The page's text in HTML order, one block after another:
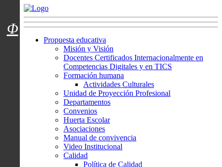
Menú usuarios
Propuesta educativa
Misión y Visión
Docentes Certificados Internacionalmente en
Competencias Digitales y en TICS
Formación humana
Actividades Culturales
Unidad de Proyección Profesional
Departamentos
Convenios
Huerta Escolar
Asociaciones
Manual de convivencia
Video Institucional
Calidad
Política de Calidad
Φ